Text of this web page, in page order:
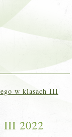
w klasach III
III 2022